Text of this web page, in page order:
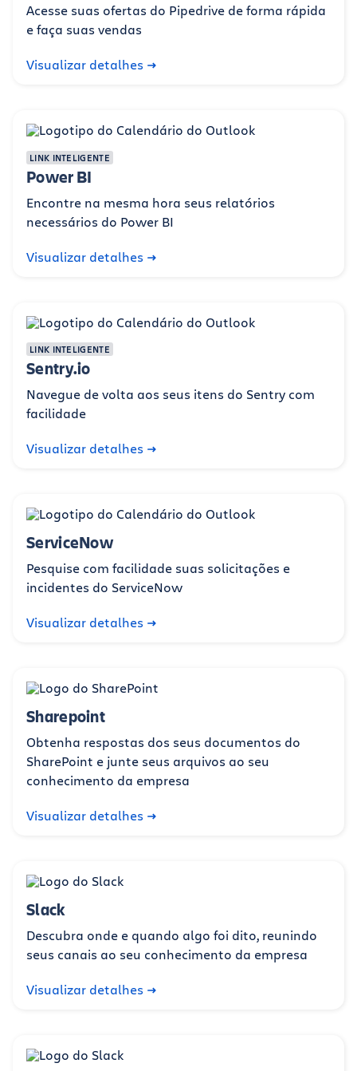
Acesse suas ofertas do Pipedrive de forma rápida
e faça suas vendas
Visualizar detalhes
LINK INTELIGENTE
Power BI
Encontre na mesma hora seus relatórios
necessários do Power BI
Visualizar detalhes
LINK INTELIGENTE
Sentry.io
Navegue de volta aos seus itens do Sentry com
facilidade
Visualizar detalhes
ServiceNow
Pesquise com facilidade suas solicitações e
incidentes do ServiceNow
Visualizar detalhes
Sharepoint
Obtenha respostas dos seus documentos do
SharePoint e junte seus arquivos ao seu
conhecimento da empresa
Visualizar detalhes
Slack
Descubra onde e quando algo foi dito, reunindo
seus canais ao seu conhecimento da empresa
Visualizar detalhes